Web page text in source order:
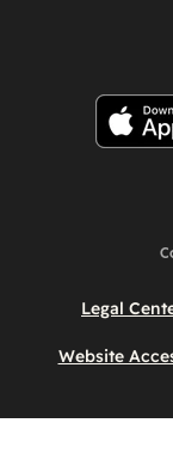
Legal
Website